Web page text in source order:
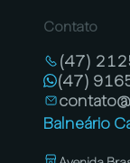
Contato
(47)
(47)
Balneário